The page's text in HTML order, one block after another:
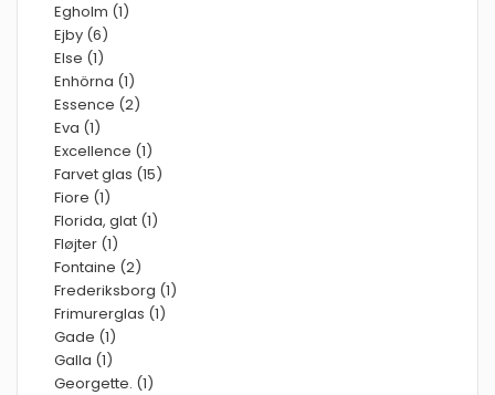
Egholm (1)
Ejby (6)
Else (1)
Enhörna (1)
Essence (2)
Eva (1)
Excellence (1)
Farvet glas (15)
Fiore (1)
Florida, glat (1)
Fløjter (1)
Fontaine (2)
Frederiksborg (1)
Frimurerglas (1)
Gade (1)
Galla (1)
Georgette. (1)